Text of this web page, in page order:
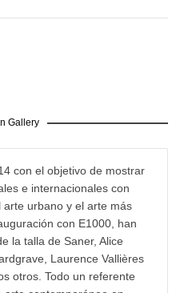
Gallery
con el objetivo de mostrar
e internacionales con
urbano y el arte más
con E1000, han
la talla de Saner, Alice
Laurence Vallières
otros. Todo un referente